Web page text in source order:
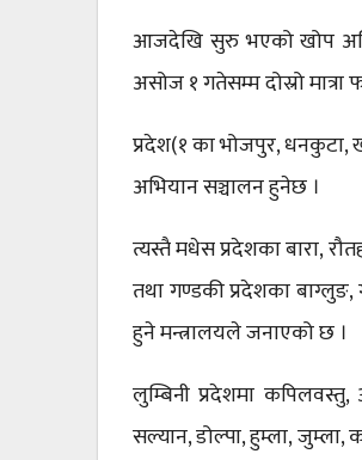
आजदेखि सुरु भएको खोप
असोज १ गतेसम्म दोस्रो
प्रदेश(१ का भोजपुर, धनकुटा,
अभियान सञ्चालन हुनेछ ।
त्यस्तै मधेस प्रदेशका बारा,
तथा गण्डकी प्रदेशका बाग्लुङ,
हुने मन्त्रालयले जनाएको छ ।
लुम्बिनी प्रदेशमा कपिलवस्तु,
सल्यान, डोल्पा, हुम्ला,